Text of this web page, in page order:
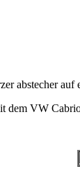
abstecher auf
dem VW